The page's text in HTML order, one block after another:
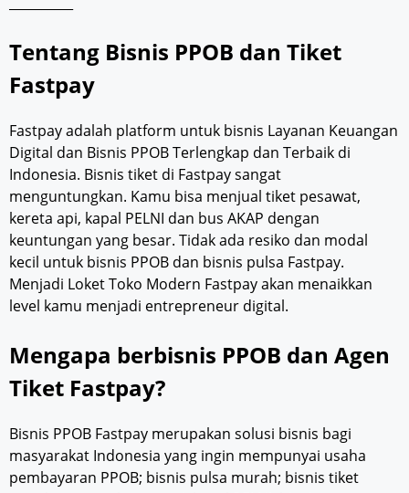
Tentang Bisnis PPOB dan Tiket
Fastpay
Fastpay adalah platform untuk bisnis Layanan Keuangan
Digital dan Bisnis PPOB Terlengkap dan Terbaik di
Indonesia. Bisnis tiket di Fastpay sangat
menguntungkan. Kamu bisa menjual tiket pesawat,
kereta api, kapal PELNI dan bus AKAP dengan
keuntungan yang besar. Tidak ada resiko dan modal
kecil untuk bisnis PPOB dan bisnis pulsa Fastpay.
Menjadi Loket Toko Modern Fastpay akan menaikkan
level kamu menjadi entrepreneur digital.
Mengapa berbisnis PPOB dan Agen
Tiket Fastpay?
Bisnis PPOB Fastpay merupakan solusi bisnis bagi
masyarakat Indonesia yang ingin mempunyai usaha
pembayaran PPOB; bisnis pulsa murah; bisnis tiket